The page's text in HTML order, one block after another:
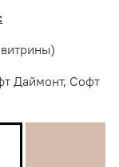
Даймонт, Софт